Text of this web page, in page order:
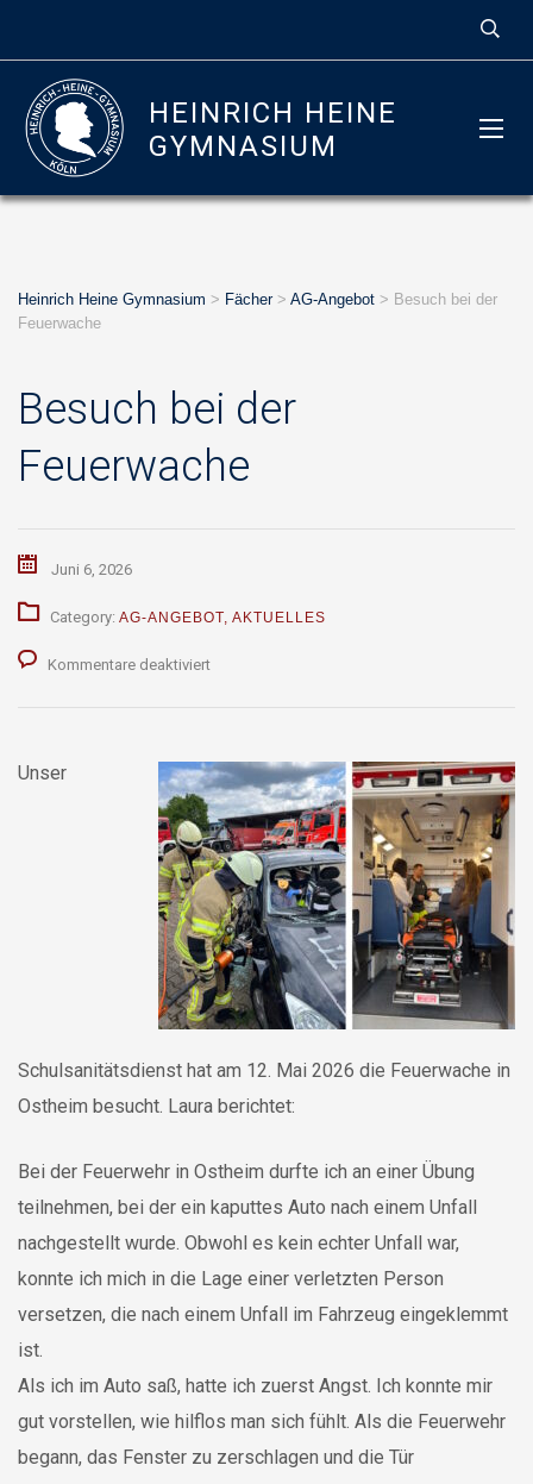
HEINRICH HEINE
GYMNASIUM
Heinrich Heine Gymnasium > Fächer> AG-Angebot > Besuch bei der
Feuerwache
Besuch bei der
Feuerwache
Juni 6, 2026
Category: AG-ANGEBOT, AKTUELLES
Kommentare deaktiviertfür
der
Feuerwache
Unser
Schulsanitätsdienst hat am 12. Mai 2026 die Feuerwache in
Ostheim besucht. Laura berichtet:
Bei der Feuerwehr in Ostheim durfte ich an einer Übung
teilnehmen, bei der ein kaputtes Auto nach einem Unfall
nachgestellt wurde. Obwohl es kein echter Unfall war,
konnte ich mich in die Lage einer verletzten Person
versetzen, die nach einem Unfall im Fahrzeug eingeklemmt
ist.
Als ich im Auto saß, hatte ich zuerst Angst. Ich konnte mir
gut vorstellen, wie hilflos man sich fühlt. Als die Feuerwehr
begann, das Fenster zu zerschlagen und die Tür